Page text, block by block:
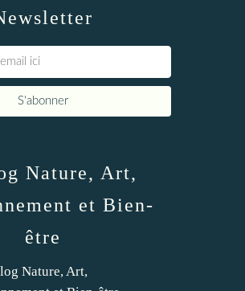
Nature, Art,
et Bien-
être